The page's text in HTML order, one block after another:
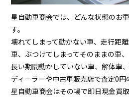
星自動車商会では、どんな状態のお
す。
壊れてしまって動かない車、走行距
車、ぶつけてしまってそのままの車、
長い期間動かしていない車、解体車
ディ－ラーや中古車販売店で査定0円
星自動車商会はその場で即日現金買